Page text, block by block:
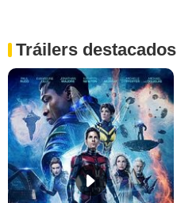
Tráilers destacados